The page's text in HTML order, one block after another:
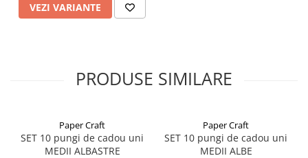
VEZI VARIANTE
PRODUSE SIMILARE
Paper Craft
SET 10 pungi de cadou uni
MEDII ALBASTRE
Paper Craft
SET 10 pungi de cadou uni
MEDII ALBE